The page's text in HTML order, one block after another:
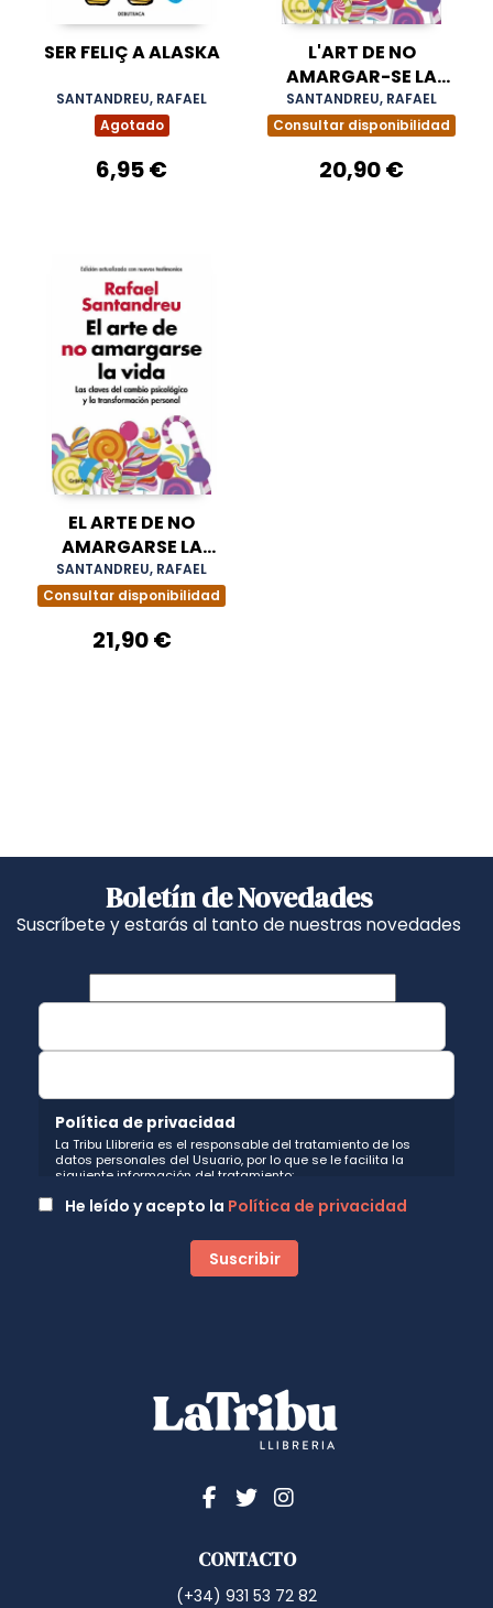
SER FELIÇ A ALASKA
SANTANDREU, RAFAEL
Agotado
6,95 €
L'ART DE NO
AMARGAR-SE LA
VIDA (EDICIÓ
AMPLIADA I
SANTANDREU, RAFAEL
Consultar disponibilidad
20,90 €
EL ARTE DE NO
AMARGARSE LA
VIDA (EDICIÓN
AMPLIADA Y
SANTANDREU, RAFAEL
Consultar disponibilidad
21,90 €
Boletín de Novedades
Suscríbete y estarás al tanto de nuestras novedades
Política de privacidad
La Tribu Llibreria es el responsable del tratamiento de los
datos personales del Usuario, por lo que se le facilita la
siguiente información del tratamiento:
Fin del tratamiento: mantener una relación de envío de
comunicaciones y noticias sobre nuestros servicios y
boletín. Igualmente utilizaremos sus datos de contacto para
enviarle información sobre productos o servicios que puedan
Legitimación: está basada en el consentimiento que se le
solicita a través de la correspondiente casilla de
Criterios de conservación de los datos: se conservarán
suprimirán con medidas de seguridad adecuadas para
garantizar la seudonimización de los datos.
Derechos que asisten al Usuario:
Derecho a oponerse y a la portabilidad de los datos
He leído y acepto la Política de privacidad
CONTACTO
(+34) 931 53 72 82